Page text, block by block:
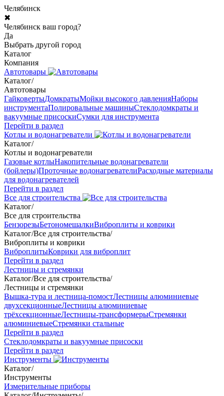
Челябинск
✖
Челябинск ваш город?
Да
Выбрать другой город
Каталог
Компания
Автотовары
Каталог/
Автотовары
ГайковертыДомкратыМойки высокого давленияНаборы
инструментаПолировальные машиныСтеклодомкраты и
вакуумные присоскиСумки для инструмента
Перейти в раздел
Котлы и водонагреватели
Каталог/
Котлы и водонагреватели
Газовые котлыНакопительные водонагреватели
(бойлеры)Проточные водонагревателиРасходные материалы
для водонагревателей
Перейти в раздел
Все для строительства
Каталог/
Все для строительства
БензорезыБетономешалкиВиброплиты и коврики
Каталог/Все для строительства/
Виброплиты и коврики
ВиброплитыКоврики для виброплит
Перейти в раздел
Лестницы и стремянки
Каталог/Все для строительства/
Лестницы и стремянки
Вышка-тура и лестница-помостЛестницы алюминиевые
двухсекционныеЛестницы алюминиевые
трёхсекционныеЛестницы-трансформерыСтремянки
алюминиевыеСтремянки стальные
Перейти в раздел
Стеклодомкраты и вакуумные присоски
Перейти в раздел
Инструменты
Каталог/
Инструменты
Измерительные приборы